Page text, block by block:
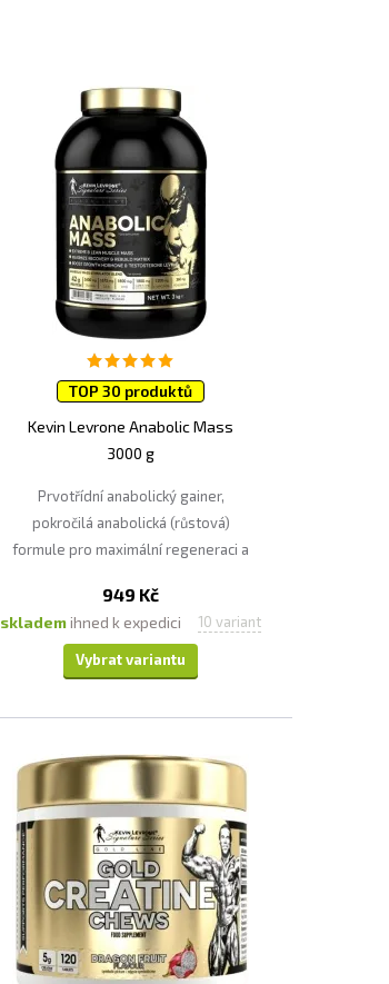
TOP 30 produktů
Kevin Levrone Anabolic Mass
3000 g
Prvotřídní anabolický gainer,
pokročilá anabolická (růstová)
formule pro maximální regeneraci a
odstranění stagnace při
dlouhodobé tréninkové námaz.e
949 Kč
sklademihned k expedici 10 variant
Vybrat variantu